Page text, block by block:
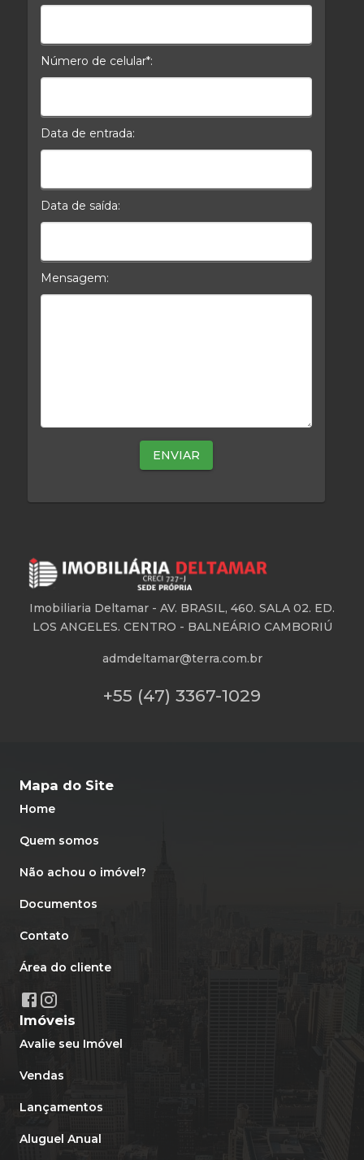
Número de celular*:
Data de entrada:
Data de saída:
Mensagem:
Imobiliaria Deltamar - AV. BRASIL, 460. SALA 02. ED.
LOS ANGELES. CENTRO - BALNEÁRIO CAMBORIÚ
admdeltamar@terra.com.br
+55 (47) 3367-1029
Mapa do Site
Home
Quem somos
Não achou o imóvel?
Documentos
Contato
Área do cliente
Imóveis
Avalie seu Imóvel
Vendas
Lançamentos
Aluguel Anual